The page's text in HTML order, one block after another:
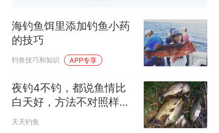
43.98万起
热
那个在床头放菜刀的女孩，
因老师一句“跟我回家”改写了
人生
海钓鱼饵里添加钓鱼小药
的技巧
钓鱼技巧和知识 APP专享
夜钓4不钓，都说鱼情比
白天好，方法不对照样空
军
天天钓鱼